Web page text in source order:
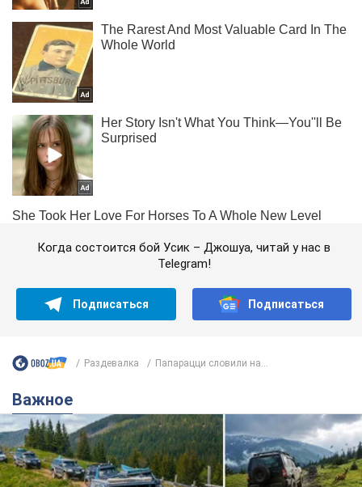
Когда состоится бой Усик – Джошуа, читай у нас в
Telegram!
Подписаться Подписаться
Раздевалка Папарацци словили на...
Важное